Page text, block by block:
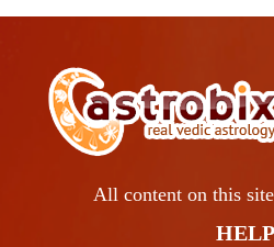
All content on this
HELP